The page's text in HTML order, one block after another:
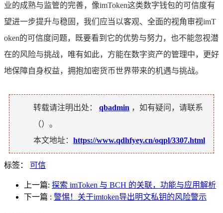
业的成熟与监管的完善，像imToken这类数字钱包的可信度有
望进一步提升与稳固，我们应当以客观、全面的视角审视imT
oken的可信度问题，既要看到它的优势与努力，也不能忽视潜
在的风险与挑战，唯有如此，方能在数字资产的管理中，更好
地保障自身权益，拥抱加密货币世界带来的机遇与挑战。
转载请注明出处： qbadmin ，如有疑问，请联系
（）。
本文地址： https://www.qdhfyey.cn/oqpl/3307.html
标签： 可信
上一篇: 探索 imToken 与 BCH 的关联，功能与应用解析
下一篇 : 警惕！关于imtoken导出明文私钥的风险警示